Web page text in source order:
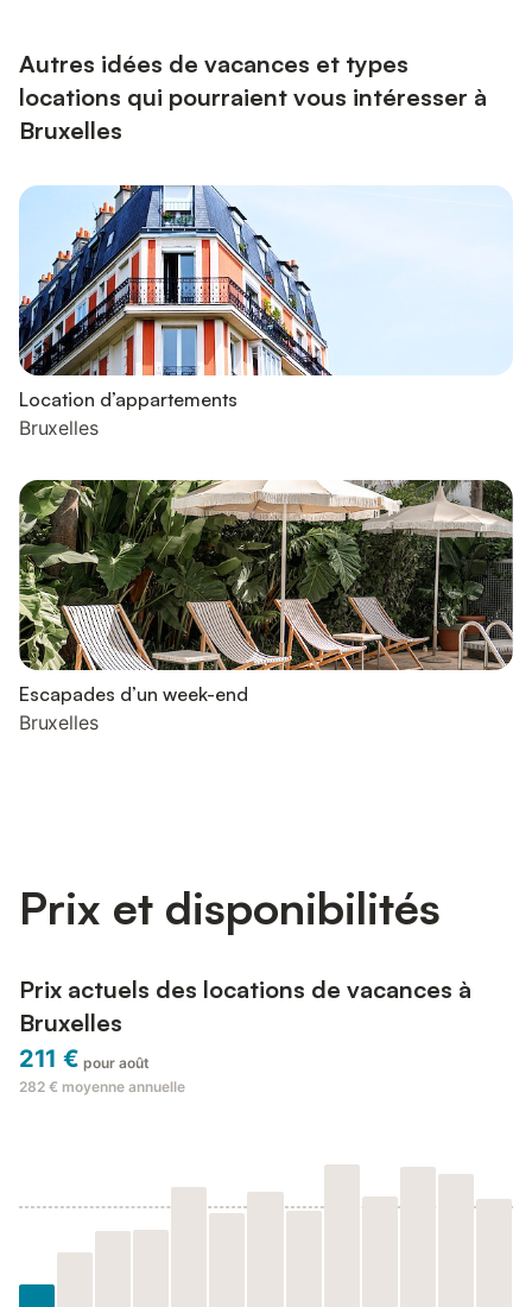
Autres idées de vacances et types
locations qui pourraient vous intéresser à
Bruxelles
Location d’appartements
Bruxelles
Escapades d’un week-end
Bruxelles
Prix et disponibilités
Prix actuels des locations de vacances à
Bruxelles
211 € pour août
282 € moyenne annuelle